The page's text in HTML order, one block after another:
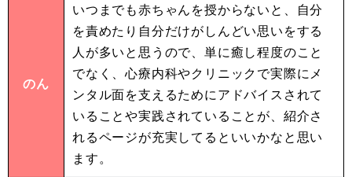
のん
いつまでも赤ちゃんを授からないと、自分
を責めたり自分だけがしんどい思いをする
人が多いと思うので、単に癒し程度のこと
でなく、心療内科やクリニックで実際にメ
ンタル面を支えるためにアドバイスされて
いることや実践されていることが、紹介さ
れるページが充実してるといいかなと思い
ます。